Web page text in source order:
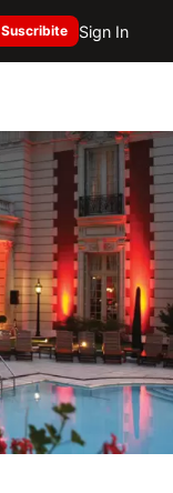
Suscribite Sign In